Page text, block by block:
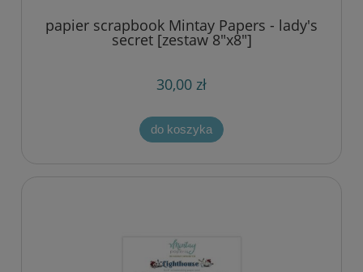
papier scrapbook Mintay Papers - lady's
secret [zestaw 8"x8"]
30,00 zł
do koszyka